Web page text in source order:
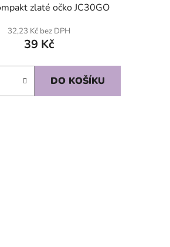
zlaté očko JC30GO
32,23 Kč bez DPH
39 Kč
DO KOŠÍKU